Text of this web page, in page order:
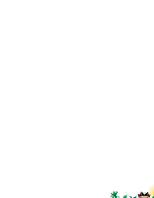
Lotería de Bogotá